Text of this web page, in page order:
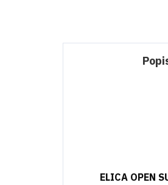
ELICA OPEN